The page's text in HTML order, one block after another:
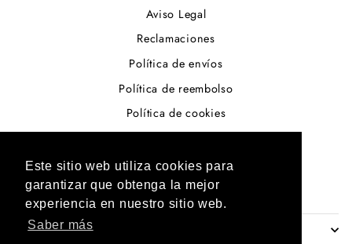
Este sitio web utiliza cookies para
garantizar que obtenga la mejor
experiencia en nuestro sitio web.
Saber más
Aviso Legal
Reclamaciones
Política de envíos
Política de reembolso
Política de cookies
Política de privacidad
Resolución de conflictos en la U.E